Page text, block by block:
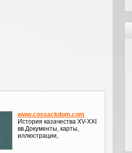
www.cossackdom.com
История казачества XV-XXI
вв.Документы, карты,
иллюстрации,